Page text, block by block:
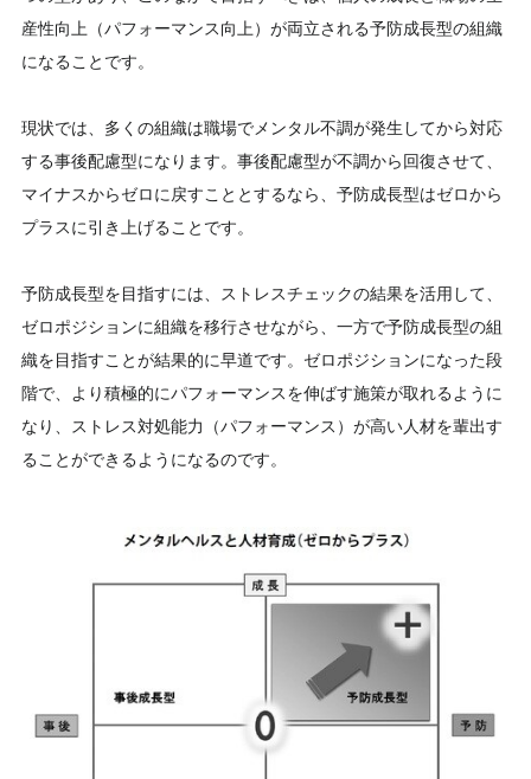
産性向上（パフォーマンス向上）が両立される予防成長型の組織
になることです。
現状では、多くの組織は職場でメンタル不調が発生してから対応
する事後配慮型になります。事後配慮型が不調から回復させて、
マイナスからゼロに戻すこととするなら、予防成長型はゼロから
プラスに引き上げることです。
予防成長型を目指すには、ストレスチェックの結果を活用して、
ゼロポジションに組織を移行させながら、一方で予防成長型の組
織を目指すことが結果的に早道です。ゼロポジションになった段
階で、より積極的にパフォーマンスを伸ばす施策が取れるように
なり、ストレス対処能力（パフォーマンス）が高い人材を輩出す
ることができるようになるのです。